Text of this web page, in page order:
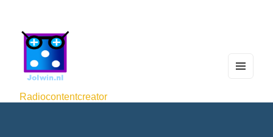
Radiocontentcreator
WIDG